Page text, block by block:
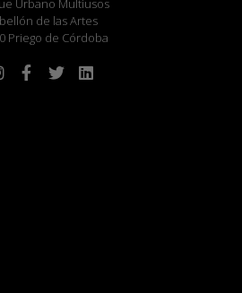
Urbano Multiusos
de las Artes
Priego de Córdoba